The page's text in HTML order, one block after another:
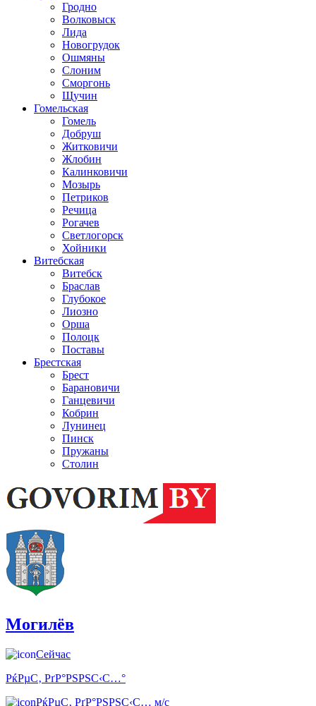
Гродно
Волковыск
Лида
Новогрудок
Ошмяны
Слоним
Сморгонь
Щучин
Гомельская
Гомель
Добруш
Житковичи
Жлобин
Калинковичи
Мозырь
Петриков
Речица
Рогачев
Светлогорск
Хойники
Витебская
Витебск
Браслав
Глубокое
Лиозно
Орша
Полоцк
Поставы
Брестская
Брест
Барановичи
Ганцевичи
Кобрин
Лунинец
Пинск
Пружаны
Столин
Могилёв
Сейчас
РќРµС‚ РґР°РЅРЅС‹С…°
РќРµС‚ РґР°РЅРЅС‹С… м/с